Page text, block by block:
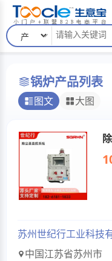
锅炉产品列表
图文 大图
苏州世纪行工业科技
中国江苏省苏州市